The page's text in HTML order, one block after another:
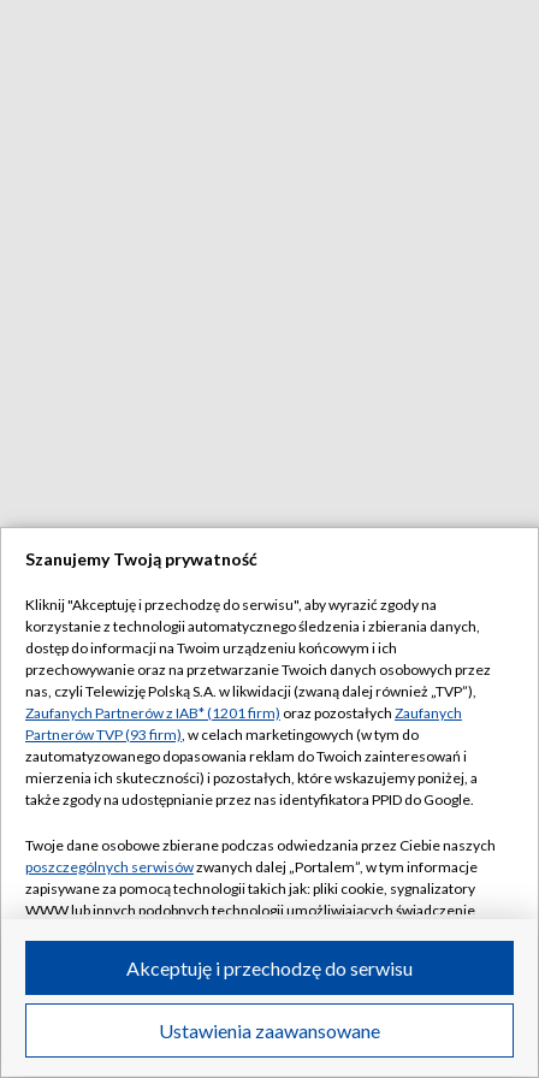
Szanujemy Twoją prywatność
Kliknij "Akceptuję i przechodzę do serwisu", aby wyrazić zgody na
korzystanie z technologii automatycznego śledzenia i zbierania danych,
dostęp do informacji na Twoim urządzeniu końcowym i ich
przechowywanie oraz na przetwarzanie Twoich danych osobowych przez
nas, czyli Telewizję Polską S.A. w likwidacji (zwaną dalej również „TVP”),
Zaufanych Partnerów z IAB* (1201 firm) oraz pozostałych Zaufanych
Partnerów TVP (93 firm), w celach marketingowych (w tym do
zautomatyzowanego dopasowania reklam do Twoich zainteresowań i
mierzenia ich skuteczności) i pozostałych, które wskazujemy poniżej, a
także zgody na udostępnianie przez nas identyfikatora PPID do Google.
Twoje dane osobowe zbierane podczas odwiedzania przez Ciebie naszych
poszczególnych serwisówzwanych dalej „Portalem”, w tym informacje
zapisywane za pomocą technologii takich jak: pliki cookie, sygnalizatory
WWW lub innych podobnych technologii umożliwiających świadczenie
ruchu w Internecie.
Twoje dane osobowe zbierane podczas odwiedzania przez Ciebie
poszczególnych serwisówna Portalu, takie jak adresy IP, identyfikatory
Ustawienia zaawansowane
Akceptuję i przechodzę do serwisu